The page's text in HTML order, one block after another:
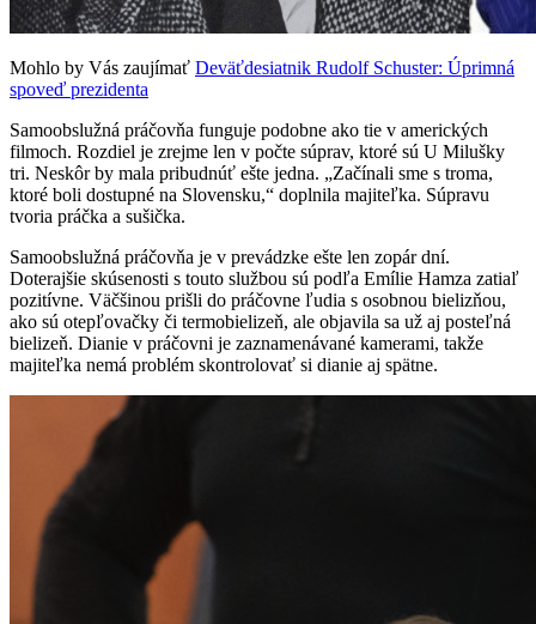
Mohlo by Vás zaujímať Deväťdesiatnik Rudolf Schuster: Úprimná
spoveď prezidenta
Samoobslužná práčovňa funguje podobne ako tie v amerických
filmoch. Rozdiel je zrejme len v počte súprav, ktoré sú U Milušky
tri. Neskôr by mala pribudnúť ešte jedna. „Začínali sme s troma,
ktoré boli dostupné na Slovensku,“ doplnila majiteľka. Súpravu
tvoria práčka a sušička.
Samoobslužná práčovňa je v prevádzke ešte len zopár dní.
Doterajšie skúsenosti s touto službou sú podľa Emílie Hamza zatiaľ
pozitívne. Väčšinou prišli do práčovne ľudia s osobnou bielizňou,
ako sú otepľovačky či termobielizeň, ale objavila sa už aj posteľná
bielizeň. Dianie v práčovni je zaznamenávané kamerami, takže
majiteľka nemá problém skontrolovať si dianie aj spätne.